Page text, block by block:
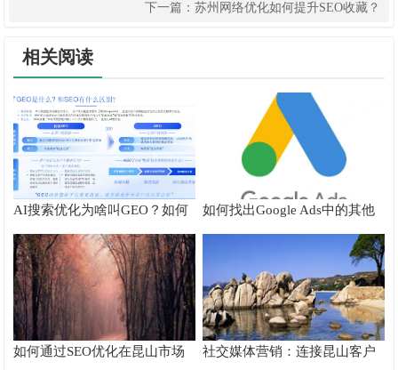
下一篇： 苏州网络优化如何提升SEO收藏？
相关阅读
AI搜索优化为啥叫GEO？如何
在AI搜索中获得排名？
如何找出Google Ads中的其他
搜索字词
如何通过SEO优化在昆山市场
社交媒体营销：连接昆山客户